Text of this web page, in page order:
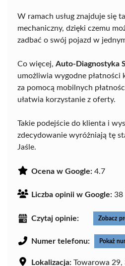
W ramach usług znajduje się
mechaniczny, dzięki czemu
zadbać o swój pojazd w
Co więcej, Auto-Diagnostyka
umożliwia wygodne płatności
za pomocą mobilnych
ułatwia korzystanie z oferty.
Takie podejście do klienta i
zdecydowanie wyróżniają tę
Jaśle.
Ocena w Google: 4.7
Liczba opinii w Google: 38
Czytaj opinie: Zobacz
Numer telefonu: Pokaż
Lokalizacja: Towarowa 29,